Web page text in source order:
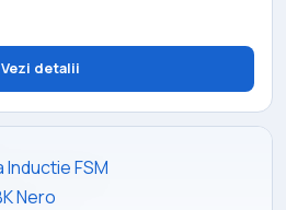
Vezi detalii